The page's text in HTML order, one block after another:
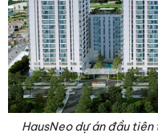
HausNeo dự án đầu